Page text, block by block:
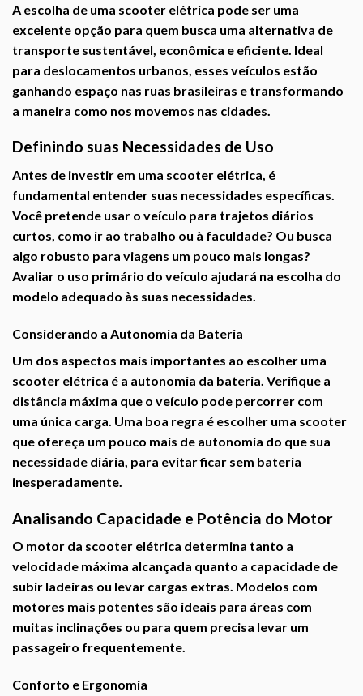
A escolha de uma scooter elétrica pode ser uma
excelente opção para quem busca uma alternativa de
transporte sustentável, econômica e eficiente. Ideal
para deslocamentos urbanos, esses veículos estão
ganhando espaço nas ruas brasileiras e transformando
a maneira como nos movemos nas cidades.
Definindo suas Necessidades de Uso
Antes de investir em uma scooter elétrica, é
fundamental entender suas necessidades específicas.
Você pretende usar o veículo para trajetos diários
curtos, como ir ao trabalho ou à faculdade? Ou busca
algo robusto para viagens um pouco mais longas?
Avaliar o uso primário do veículo ajudará na escolha do
modelo adequado às suas necessidades.
Considerando a Autonomia da Bateria
Um dos aspectos mais importantes ao escolher uma
scooter elétrica é a autonomia da bateria. Verifique a
distância máxima que o veículo pode percorrer com
uma única carga. Uma boa regra é escolher uma scooter
que ofereça um pouco mais de autonomia do que sua
necessidade diária, para evitar ficar sem bateria
inesperadamente.
Analisando Capacidade e Potência do Motor
O motor da scooter elétrica determina tanto a
velocidade máxima alcançada quanto a capacidade de
subir ladeiras ou levar cargas extras. Modelos com
motores mais potentes são ideais para áreas com
muitas inclinações ou para quem precisa levar um
passageiro frequentemente.
Conforto e Ergonomia